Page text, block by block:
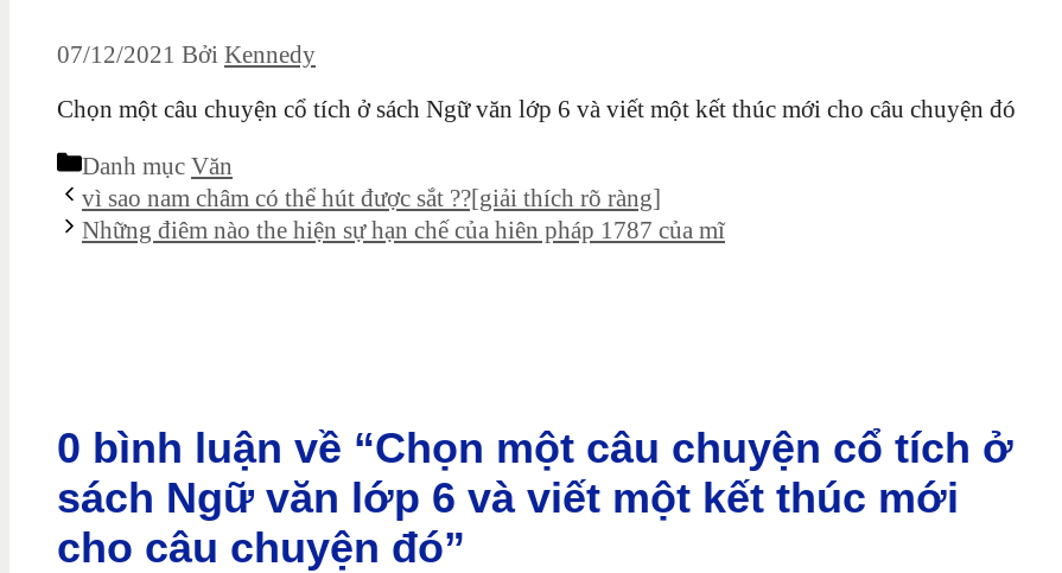
07/12/2021 Bởi Kennedy
Chọn một câu chuyện cổ tích ở sách Ngữ văn lớp 6 và viết một kết thúc mới cho câu chuyện đó
Danh mục Văn
vì sao nam châm có thể hút được sắt ??[giải thích rõ ràng]
Những điêm nào the hiện sự hạn chế của hiên pháp 1787 của mĩ
0 bình luận về “Chọn một câu chuyện cổ tích ở
sách Ngữ văn lớp 6 và viết một kết thúc mới
cho câu chuyện đó”